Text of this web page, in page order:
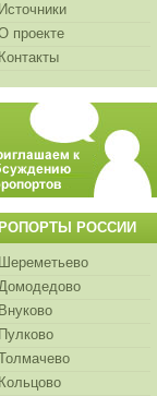
Источники
проекте
Контакты
РОССИИ
Шереметьево
Внуково
Пулково
Кольцово